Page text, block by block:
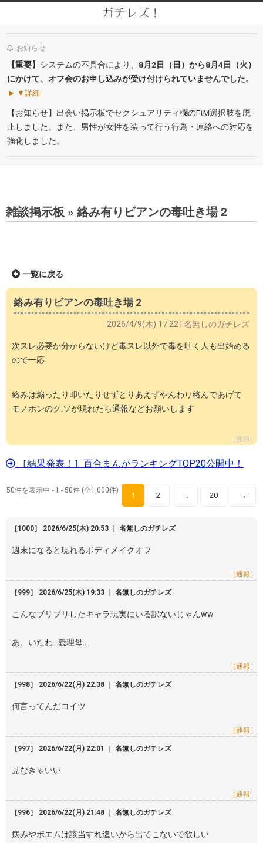
ガチレズ！
Navigation
Menu
お知らせ
【重要】 システムの不具合により、 8月2日（日）から8月4日（火）
にかけて、オフ会のお申し込みが受け付けられていませんでした。
▼詳細
【お知らせ】出会い掲示板でセクシュアリティ欄のFtM選択肢を廃
止しました。また、男性が女性を装って行う行為・連絡への対応を
強化しました。
雑談掲示板 » 絡み有りビアンの毒吐き場 2
一覧に戻る
絡み有りビアンの毒吐き場 2
2026/4/9(木) 17:22 | 名無しのガチレズ
次スレ必要か分からないけど毒スレ以外で毒を吐く人も出始める
ので一応
絡みは煽ったり叩いたりせずとりあえずやんわり絡んであげて
モノホンのク.ソが現れたら通報などお願いします
［通報］
［結果発表！］百合まんがランキングTOP20公開中！
50件を表示中 - 1 - 50件 (全1,000件)
1 2 … 20 →
［1000］ 2026/6/25(木) 20:53 ｜ 名無しのガチレズ
週末になると現れるボディメイクオフ
［通報］
［999］ 2026/6/25(木) 19:33 ｜ 名無しのガチレズ
こんなブリブリしたキャラ現実にいる訳ないじゃんww
あ、いたわ…義理母…
［通報］
［998］ 2026/6/22(月) 22:38 ｜ 名無しのガチレズ
何言ってんだコイツ
［通報］
［997］ 2026/6/22(月) 22:01 ｜ 名無しのガチレズ
見なきゃいい
［通報］
［996］ 2026/6/22(月) 21:48 ｜ 名無しのガチレズ
病みやポエムは該当すれ違いから出てこないで欲しい